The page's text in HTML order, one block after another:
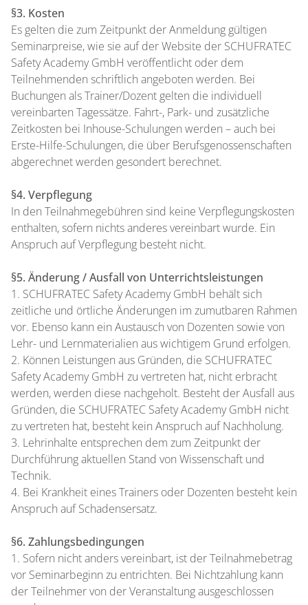
§3. Kosten
Es gelten die zum Zeitpunkt der Anmeldung gültigen
Seminarpreise, wie sie auf der Website der SCHUFRATEC
Safety Academy GmbH veröffentlicht oder dem
Teilnehmenden schriftlich angeboten werden. Bei
Buchungen als Trainer/Dozent gelten die individuell
vereinbarten Tagessätze. Fahrt-, Park- und zusätzliche
Zeitkosten bei Inhouse-Schulungen werden – auch bei
Erste-Hilfe-Schulungen, die über Berufsgenossenschaften
abgerechnet werden gesondert berechnet.
§4. Verpflegung
In den Teilnahmegebühren sind keine Verpflegungskosten
enthalten, sofern nichts anderes vereinbart wurde. Ein
Anspruch auf Verpflegung besteht nicht.
§5. Änderung / Ausfall von Unterrichtsleistungen
1. SCHUFRATEC Safety Academy GmbH behält sich
zeitliche und örtliche Änderungen im zumutbaren Rahmen
vor. Ebenso kann ein Austausch von Dozenten sowie von
Lehr- und Lernmaterialien aus wichtigem Grund erfolgen.
2. Können Leistungen aus Gründen, die SCHUFRATEC
Safety Academy GmbH zu vertreten hat, nicht erbracht
werden, werden diese nachgeholt. Besteht der Ausfall aus
Gründen, die SCHUFRATEC Safety Academy GmbH nicht
zu vertreten hat, besteht kein Anspruch auf Nachholung.
3. Lehrinhalte entsprechen dem zum Zeitpunkt der
Durchführung aktuellen Stand von Wissenschaft und
Technik.
4. Bei Krankheit eines Trainers oder Dozenten besteht kein
Anspruch auf Schadensersatz.
§6. Zahlungsbedingungen
1. Sofern nicht anders vereinbart, ist der Teilnahmebetrag
vor Seminarbeginn zu entrichten. Bei Nichtzahlung kann
der Teilnehmer von der Veranstaltung ausgeschlossen